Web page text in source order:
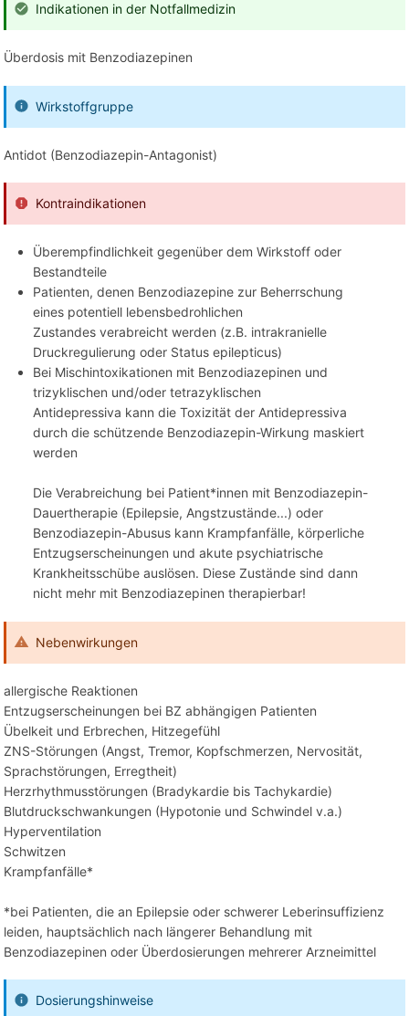
Indikationen in der Notfallmedizin
Überdosis mit Benzodiazepinen
Wirkstoffgruppe
Antidot (Benzodiazepin-Antagonist)
Kontraindikationen
Überempfindlichkeit gegenüber dem Wirkstoff oder
Bestandteile
Patienten, denen Benzodiazepine zur Beherrschung
eines potentiell lebensbedrohlichen
Zustandes verabreicht werden (z.B. intrakranielle
Druckregulierung oder Status epilepticus)
Bei Mischintoxikationen mit Benzodiazepinen und
trizyklischen und/oder tetrazyklischen
Antidepressiva kann die Toxizität der Antidepressiva
durch die schützende Benzodiazepin-Wirkung maskiert
werden
Die Verabreichung bei Patient*innen mit Benzodiazepin-
Dauertherapie (Epilepsie, Angstzustände...) oder
Benzodiazepin-Abusus kann Krampfanfälle, körperliche
Entzugserscheinungen und akute psychiatrische
Krankheitsschübe auslösen. Diese Zustände sind dann
nicht mehr mit Benzodiazepinen therapierbar!
Nebenwirkungen
allergische Reaktionen
Entzugserscheinungen bei BZ abhängigen Patienten
Übelkeit und Erbrechen, Hitzegefühl
ZNS-Störungen (Angst, Tremor, Kopfschmerzen, Nervosität,
Sprachstörungen, Erregtheit)
Herzrhythmusstörungen (Bradykardie bis Tachykardie)
Blutdruckschwankungen (Hypotonie und Schwindel v.a.)
Hyperventilation
Schwitzen
Krampfanfälle*
*bei Patienten, die an Epilepsie oder schwerer Leberinsuffizienz
leiden, hauptsächlich nach längerer Behandlung mit
Benzodiazepinen oder Überdosierungen mehrerer Arzneimittel
Dosierungshinweise